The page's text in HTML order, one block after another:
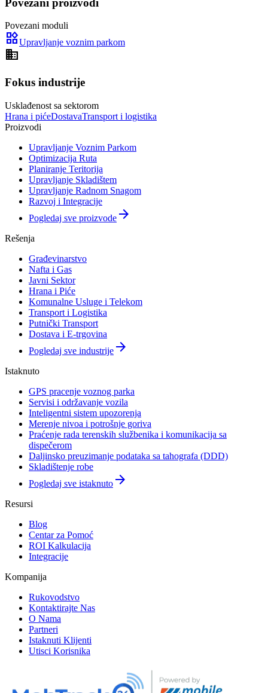
Povezani moduli
widgetsUpravljanje voznim parkom
domain
Fokus industrije
Usklađenost sa sektorom
Hrana i pićeDostavaTransport i logistika
Proizvodi
Upravljanje Voznim Parkom
Optimizacija Ruta
Planiranje Teritorija
Upravljanje Skladištem
Upravljanje Radnom Snagom
Razvoj i Integracije
Pogledaj sve proizvode arrow_forward
Rešenja
Građevinarstvo
Nafta i Gas
Javni Sektor
Hrana i Piće
Komunalne Usluge i Telekom
Transport i Logistika
Putnički Transport
Dostava i E-trgovina
Pogledaj sve industrije arrow_forward
Istaknuto
GPS pracenje voznog parka
Servisi i održavanje vozila
Inteligentni sistem upozorenja
Merenje nivoa i potrošnje goriva
Praćenje rada terenskih službenika i komunikacija sa
dispečerom
Daljinsko preuzimanje podataka sa tahografa (DDD)
Skladištenje robe
Pogledaj sve istaknuto arrow_forward
Resursi
Blog
Centar za Pomoć
ROI Kalkulacija
Integracije
Kompanija
Rukovodstvo
Kontaktirajte Nas
O Nama
Partneri
Istaknuti Klijenti
Utisci Korisnika